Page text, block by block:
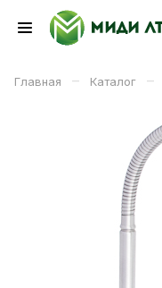
Главная – Каталог –